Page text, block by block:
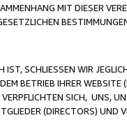
MIT DIESER
SCHLIESSEN WIR
BETRIEB IHRER WEBSITE
SICH, UNS,
(DIRECTORS) UND